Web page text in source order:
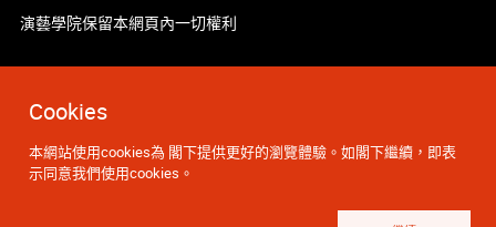
Cookies
本網站使用cookies為 閣下提供更好的瀏覽體驗。如閣下繼續，即表
示同意我們使用cookies。
演藝學院保留本網頁內一切權利